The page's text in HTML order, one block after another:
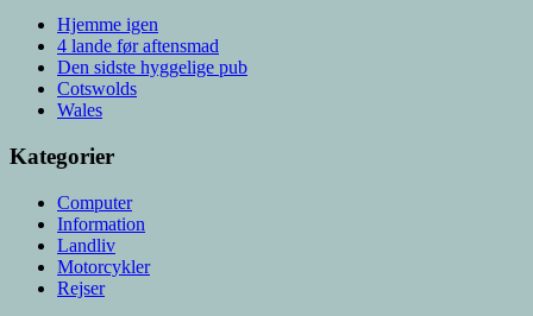
Hjemme igen
4 lande før aftensmad
Den sidste hyggelige pub
Cotswolds
Wales
Kategorier
Computer
Information
Landliv
Motorcykler
Rejser